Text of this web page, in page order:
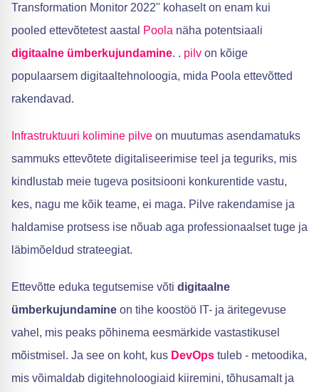
Transformation Monitor 2022" kohaselt on enam kui
pooled ettevõtetest aastal
Poola näha potentsiaali
digitaalne ümberkujundamine. . pilv on kõige
populaarsem digitaaltehnoloogia, mida Poola ettevõtted
rakendavad.
Infrastruktuuri kolimine pilve on muutumas asendamatuks
sammuks ettevõtete digitaliseerimise teel ja teguriks, mis
kindlustab meie tugeva positsiooni konkurentide vastu,
kes, nagu me kõik teame, ei maga. Pilve rakendamise ja
haldamise protsess ise nõuab aga professionaalset tuge ja
läbimõeldud strateegiat.
Ettevõtte eduka tegutsemise võti digitaalne
ümberkujundamine on tihe koostöö IT- ja äritegevuse
vahel, mis peaks põhinema eesmärkide vastastikusel
mõistmisel. Ja see on koht, kus DevOps tuleb - metoodika,
mis võimaldab digitehnoloogiaid kiiremini, tõhusamalt ja